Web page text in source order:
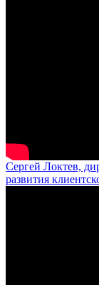
Сергей Локтев,
развития